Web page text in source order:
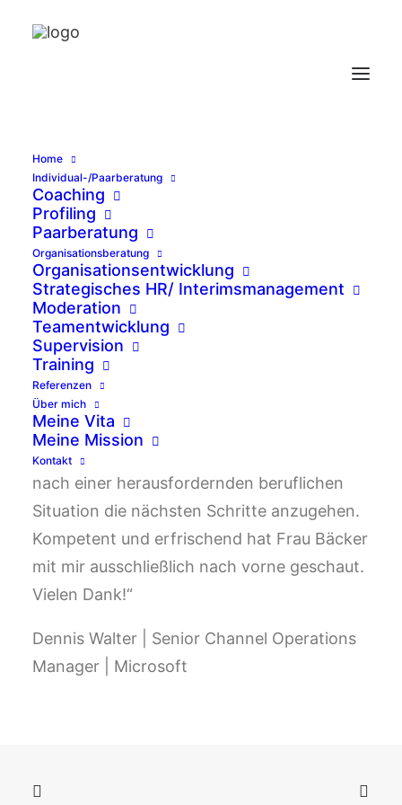
Home
Individual-/Paarberatung
Coaching
Profiling
Paarberatung
Organisationsberatung
Organisationsentwicklung
Strategisches HR/ Interimsmanagement
Moderation
Teamentwicklung
Supervision
Training
Referenzen
Über mich
Meine Vita
Meine Mission
Kontakt
Kompetent und
erfrischend
empathisch…
Das Profiling mit Frau Bäcker hat mir in
kurzer Zeit neue Perspektiven aufzeigen
können. Es hilft enorm bei einem Reset
nach einer herausfordernden beruflichen
Situation die nächsten Schritte anzugehen.
Kompetent und erfrischend hat Frau Bäcker
mit mir ausschließlich nach vorne geschaut.
Vielen Dank!“
Dennis Walter | Senior Channel Operations
Manager | Microsoft